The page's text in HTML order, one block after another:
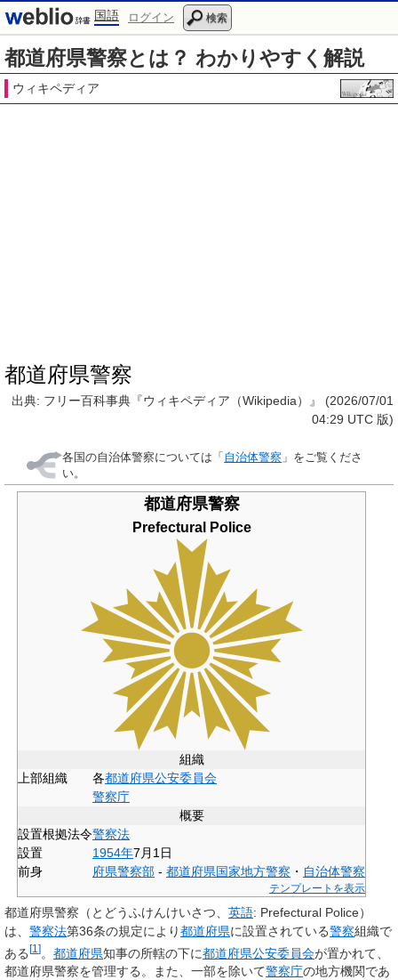
国語 ログイン 検索
都道府県警察とは？ わかりやすく解説
ウィキペディア
都道府県警察
出典: フリー百科事典『ウィキペディア（Wikipedia）』 (2026/07/01
04:29 UTC 版)
各国の自治体警察については「 自治体警察 」をご覧くださ
い。
都道府県警察
Prefectural Police
組織
上部組織
各都道府県公安委員会
警察庁
概要
設置根拠法令警察法
設置
1954年7月1日
前身
府県警察部 - 都道府県国家地方警察 ・ 自治体警察
テンプレートを表示
都道府県警察 （とどうふけんけいさつ、 英語: Prefectural Police）
は、 警察法第36条の規定により都道府県に設置されている警察組織で
ある[1 ]。 都道府県知事の所轄の下に都道府県公安委員会が置かれて、
都道府県警察を管理する。また、一部を除いて警察庁の地方機関であ